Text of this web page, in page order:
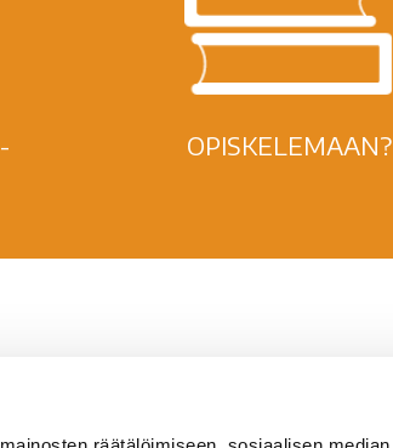
OPISKELEMAAN?
ry Sähköpostit